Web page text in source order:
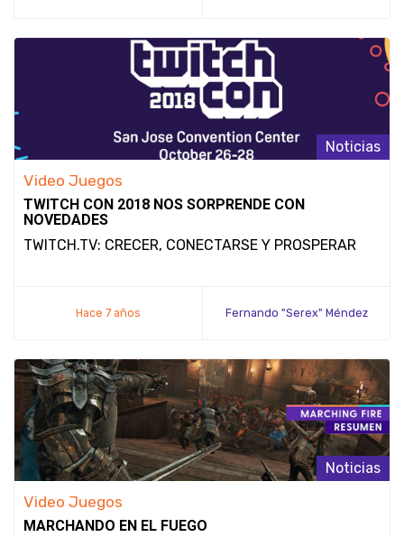
Noticias
Video Juegos
TWITCH CON 2018 NOS SORPRENDE CON
NOVEDADES
TWITCH.TV: CRECER, CONECTARSE Y PROSPERAR
Hace 7 años Fernando "Serex" Méndez
Noticias
Video Juegos
MARCHANDO EN EL FUEGO